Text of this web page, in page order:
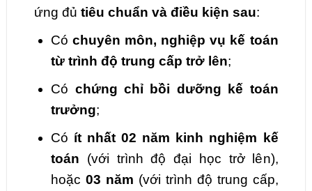
ứng đủ tiêu chuẩn và điều kiện sau:
Cóchuyên môn, nghiệp vụ kế toán
từ trình độ trung cấp trở lên;
Có chứng chỉ bồi dưỡng kế toán
trưởng;
Có ít nhất 02 năm kinh nghiệm kế
toán (với trình độ đại học trở lên),
hoặc03 năm (với trình độ trung cấp,